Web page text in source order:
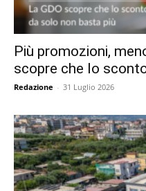
Più promozioni,
scopre che lo
Redazione - 31 Luglio 2026